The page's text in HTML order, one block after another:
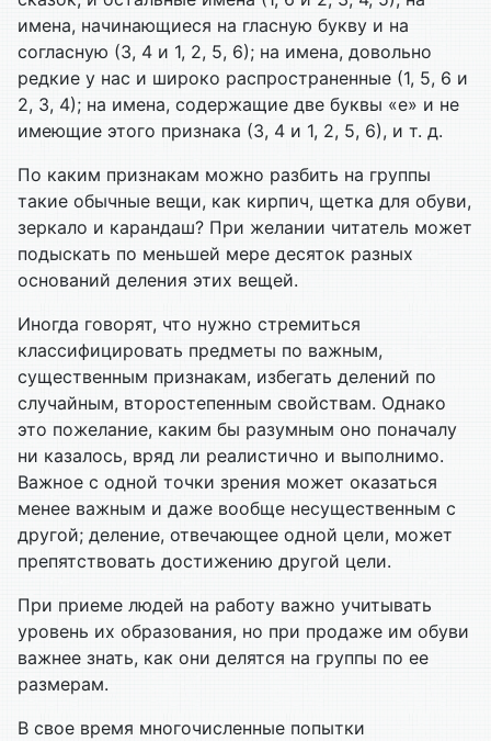
имена, начинающиеся на гласную букву и на
согласную (3, 4 и 1, 2, 5, 6); на имена, довольно
редкие у нас и широко распространенные (1, 5, 6 и
2, 3, 4); на имена, содержащие две буквы «е» и не
имеющие этого признака (3, 4 и 1, 2, 5, 6), и т. д.
По каким признакам можно разбить на группы
такие обычные вещи, как кирпич, щетка для обуви,
зеркало и карандаш? При желании читатель может
подыскать по меньшей мере десяток разных
оснований деления этих вещей.
Иногда говорят, что нужно стремиться
классифицировать предметы по важным,
существенным признакам, избегать делений по
случайным, второстепенным свойствам. Однако
это пожелание, каким бы разумным оно поначалу
ни казалось, вряд ли реалистично и выполнимо.
Важное с одной точки зрения может оказаться
менее важным и даже вообще несущественным с
другой; деление, отвечающее одной цели, может
препятствовать достижению другой цели.
При приеме людей на работу важно учитывать
уровень их образования, но при продаже им обуви
важнее знать, как они делятся на группы по ее
размерам.
В свое время многочисленные попытки